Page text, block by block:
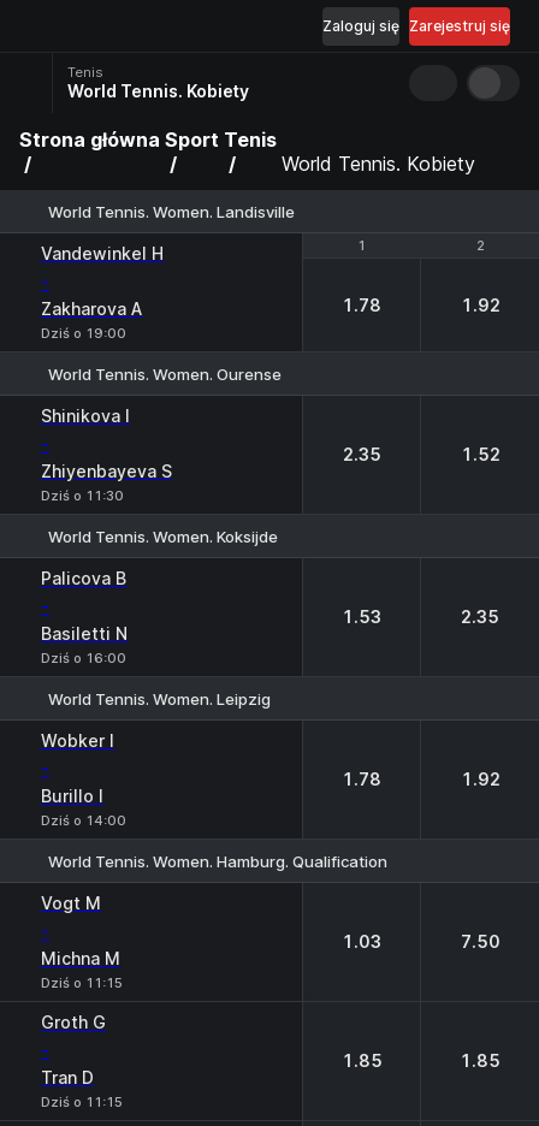
Zarejestruj się
Zaloguj się
Tenis
World Tennis. Kobiety
Strona główna Sport Tenis
World Tennis. Kobiety
World Tennis. Women. Landisville
1 2
Vandewinkel H
-
Zakharova A
Dziś o 19:00
1 2
1.78 1.92
World Tennis. Women. Ourense
Shinikova I
-
Zhiyenbayeva S
Dziś o 11:30
2.35 1.52
World Tennis. Women. Koksijde
Palicova B
-
Basiletti N
Dziś o 16:00
1.53 2.35
World Tennis. Women. Leipzig
Wobker I
-
Burillo I
Dziś o 14:00
1.78 1.92
World Tennis. Women. Hamburg. Qualification
Vogt M
-
Michna M
Dziś o 11:15
1.03 7.50
Groth G
-
Tran D
Dziś o 11:15
1.85 1.85